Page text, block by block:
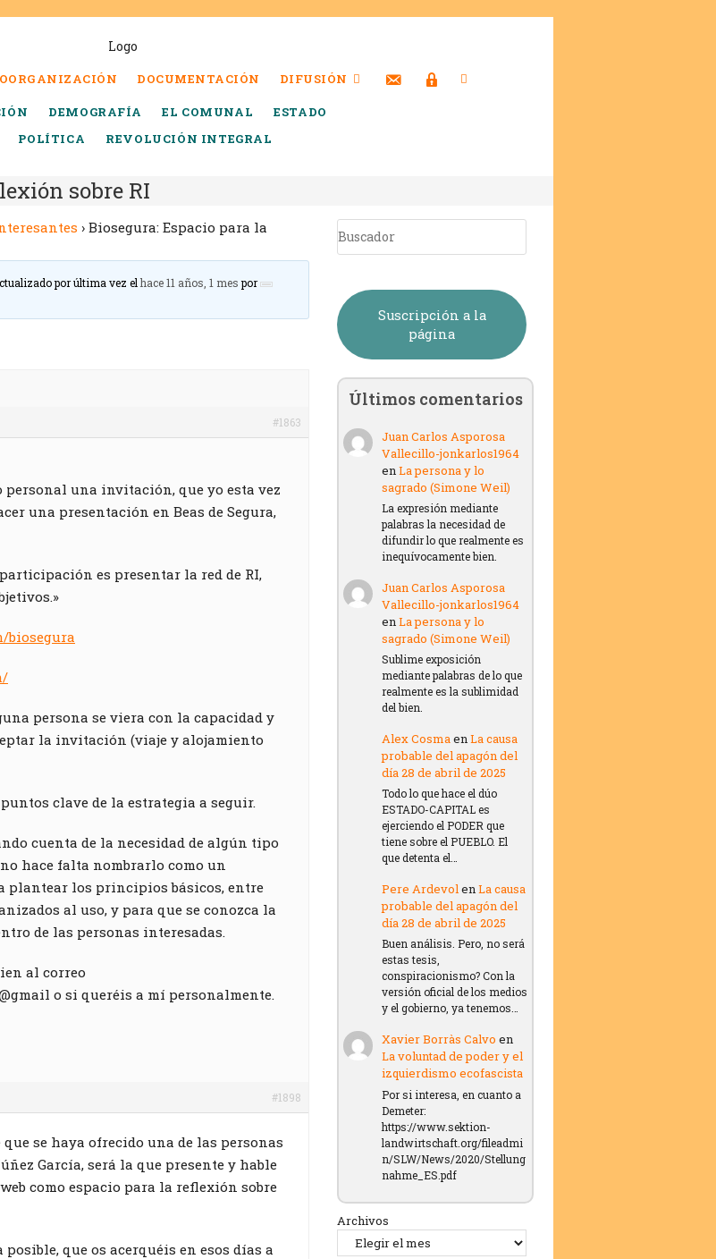
DOCUMENTACIÓN DIFUSIÓN
DEMOGRAFÍA EL COMUNAL
ESTADO
POLÍTICA
REVOLUCIÓN INTEGRAL
sobre RI
› Biosegura: Espacio para la
por última vez el hace 11 años, 1 mespor
#1863
personal una invitación, que yo esta vez
una presentación en Beas de Segura,
es presentar la red de RI,
biosegura
persona se viera con la capacidad y
la invitación (viaje y alojamiento
clave de la estrategia a seguir.
cuenta de la necesidad de algún tipo
hace falta nombrarlo como un
plantear los principios básicos, entre
al uso, y para que se conozca la
de las personas interesadas.
al correo
o si queréis a mí personalmente.
#1898
se haya ofrecido una de las personas
García, será la que presente y hable
como espacio para la reflexión sobre
posible, que os acerquéis en esos días a
Suscripción a la
página
Últimos comentarios
Juan Carlos Asporosa
Vallecillo-jonkarlos1964
enLa persona y lo
sagrado (Simone Weil)
La expresión mediante
palabras la necesidad de
difundir lo que realmente es
inequívocamente bien.
Juan Carlos Asporosa
Vallecillo-jonkarlos1964
enLa persona y lo
sagrado (Simone Weil)
Sublime exposición
mediante palabras de lo que
realmente es la sublimidad
del bien.
Alex CosmaenLa causa
probable del apagón del
día 28 de abril de 2025
Todo lo que hace el dúo
ESTADO-CAPITAL es
ejerciendo el PODER que
tiene sobre el PUEBLO. El
que detenta el…
Pere ArdevolenLa causa
probable del apagón del
día 28 de abril de 2025
Buen análisis. Pero, no será
estas tesis,
conspiracionismo? Con la
versión oficial de los medios
y el gobierno, ya tenemos…
Xavier Borràs Calvo en
La voluntad de poder y el
izquierdismo ecofascista
Por si interesa, en cuanto a
Demeter:
https://www.sektion-
landwirtschaft.org/fileadmi
n/SLW/News/2020/Stellung
nahme_ES.pdf
Archivos